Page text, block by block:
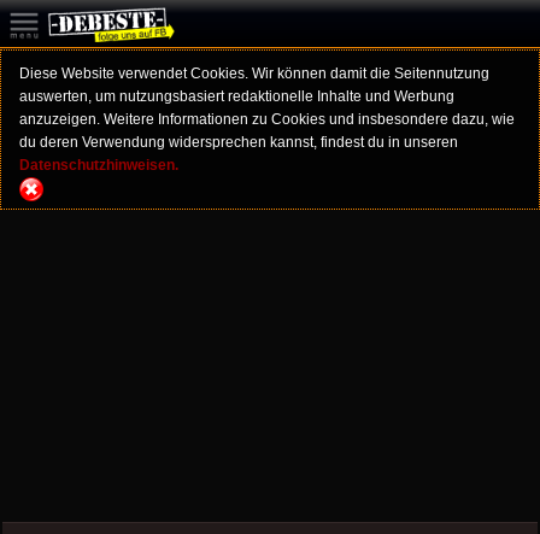
Diese Website verwendet Cookies. Wir können damit die Seitennutzung
auswerten, um nutzungsbasiert redaktionelle Inhalte und Werbung
anzuzeigen. Weitere Informationen zu Cookies und insbesondere dazu, wie
du deren Verwendung widersprechen kannst, findest du in unseren
Datenschutzhinweisen.